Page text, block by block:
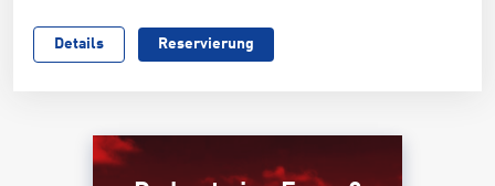
Details Reservierung